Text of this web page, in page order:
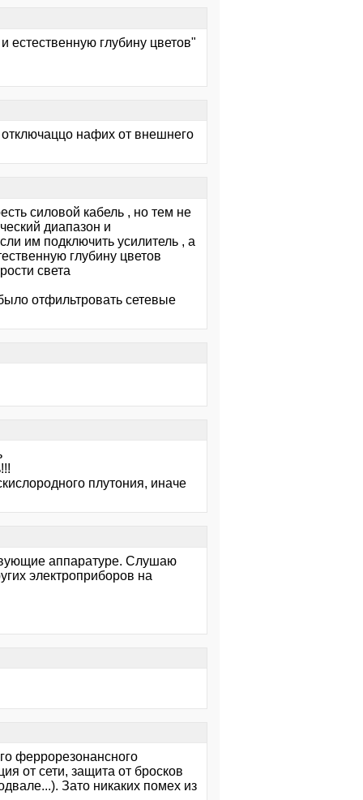
естественную глубину цветов"
нафих от внешнего
силовой кабель , но тем не
диапазон и
им подключить усилитель , а
глубину цветов
света
отфильтровать сетевые
плутония, иначе
аппаратуре. Слушаю
электроприборов на
феррорезонансного
от сети, защита от бросков
Зато никаких помех из